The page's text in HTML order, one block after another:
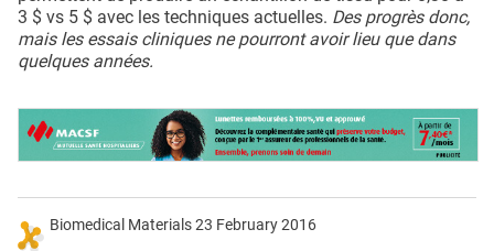
3 $ vs 5 $ avec les techniques actuelles. Des progrès donc,
mais les essais cliniques ne pourront avoir lieu que dans
quelques années.
Biomedical Materials 23 February 2016